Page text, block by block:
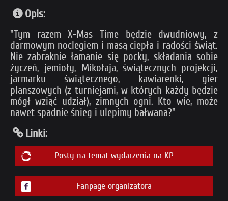
Opis:
"Tym razem X-Mas Time będzie dwudniowy, z
darmowym noclegiem i masą ciepła i radości świąt.
Nie zabraknie łamanie się pocky, składania sobie
życzeń, jemioły, Mikołaja, świątecznych projekcji,
jarmarku świątecznego, kawiarenki, gier
planszowych (z turniejami, w których każdy będzie
mógł wziąć udział), zimnych ogni. Kto wie, może
nawet spadnie śnieg i ulepimy bałwana?"
Linki:
Posty na temat wydarzenia na KP
Fanpage organizatora